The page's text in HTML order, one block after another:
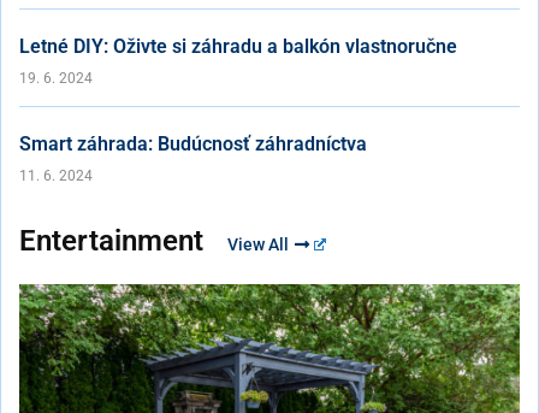
Letné DIY: Oživte si záhradu a balkón vlastnoručne
19. 6. 2024
Smart záhrada: Budúcnosť záhradníctva
11. 6. 2024
Entertainment View All